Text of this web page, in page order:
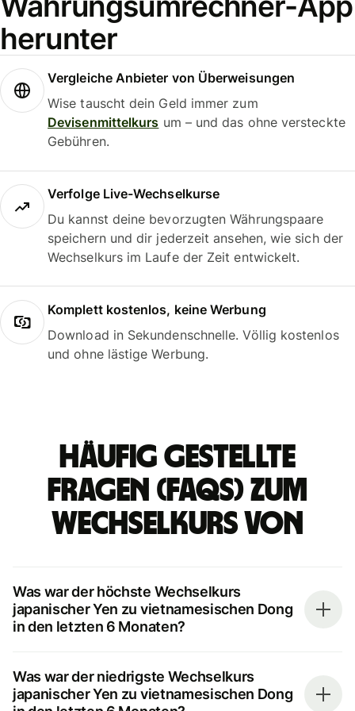
herunter
Vergleiche Anbieter von Überweisungen
Wise tauscht dein Geld immer zum
Devisenmittelkurs um – und das ohne versteckte
Gebühren.
Verfolge Live-Wechselkurse
Du kannst deine bevorzugten Währungspaare
speichern und dir jederzeit ansehen, wie sich der
Wechselkurs im Laufe der Zeit entwickelt.
Komplett kostenlos, keine Werbung
Download in Sekundenschnelle. Völlig kostenlos
und ohne lästige Werbung.
Häufig gestellte
Fragen (FAQs) zum
Wechselkurs von
Was war der höchste Wechselkurs
japanischer Yen zu vietnamesischen Dong
in den letzten 6 Monaten?
Was war der niedrigste Wechselkurs
japanischer Yen zu vietnamesischen Dong